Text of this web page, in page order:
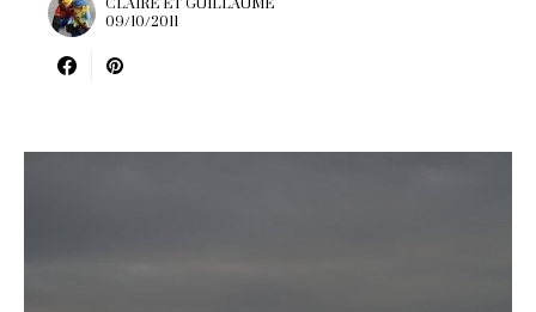
CLAIRE ET GUILLAUME
09/10/2011